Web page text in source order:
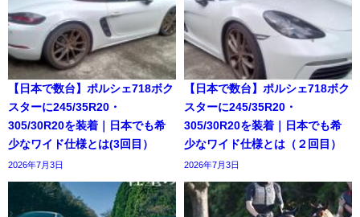
【日本で数台】ポルシェ718ボク
スターに245/35R20・
305/30R20を装着｜日本でも希
少なワイド仕様とは(3回目）
2026年7月3日
【日本で数台】ポルシェ718ボク
スターに245/35R20・
305/30R20を装着｜日本でも希
少なワイド仕様とは（２回目）
2026年7月3日